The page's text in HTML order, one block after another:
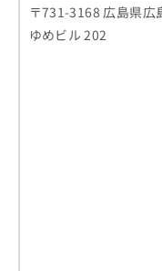
〒731-3168 広島県
ゆめビル 202